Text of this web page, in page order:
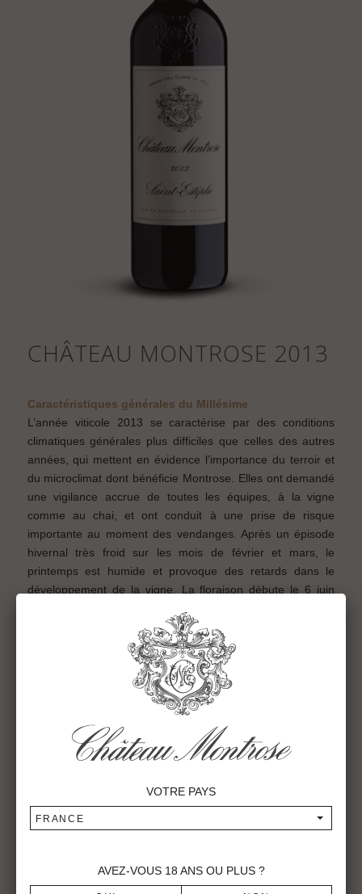
CHÂTEAU MONTROSE 2013
Caractéristiques générales du Millésime
L’année viticole 2013 se caractérise par des conditions
climatiques générales plus difficiles que celles des autres
années, qui mettent en évidence l’importance du terroir et
du microclimat dont bénéficie Montrose. Elles ont demandé
une vigilance accrue de toutes les équipes, à la vigne
comme au chai, et ont conduit à une prise de risque
importante au moment des vendanges. Après un épisode
hivernal très froid sur les mois de février et mars, le
printemps est humide et provoque des retards dans le
développement de la vigne. La floraison débute le 6 juin
annonçant déjà un millésime un peu tardif. Les Merlots sont
partiellement touchés par la coulure et le millerandage alors
que les Cabernets Sauvignon sont épargnés. La production
s’annonce déjà plus faible que la moyenne des millésimes
précédents. Juillet voit l’arrivée d’un très bel été, chaud et
sec. Ces conditions très favorables se maintiennent jusqu’à
la mi-septembre. La véraison est un peu tardive mais
homogène en particulier sur les Cabernets Sauvignon,
fin septembre voit le retour d’épisodes pluvieux, qui
dureront toutes les vendanges. Compte tenu des conditions
climatiques moins favorables, notre équipe de vendangeurs
effeuillage de toutes les parcelles avant la récolte, ceci afin
d’améliorer de façon significative la ventilation des baies. A
VOTRE PAYS
FRANCE
AVEZ-VOUS 18 ANS OU PLUS ?